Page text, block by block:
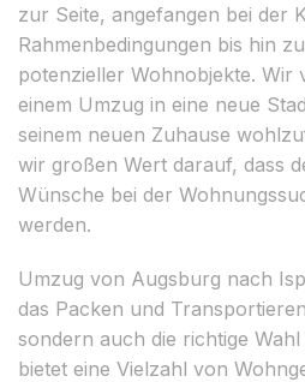
zur Seite, angefangen bei der
Rahmenbedingungen bis hin
potenzieller Wohnobjekte. Wir
einem Umzug in eine neue
seinem neuen Zuhause
wir großen Wert darauf, dass
Wünsche bei der
werden.
Umzug von Augsburg nach
das Packen und
sondern auch die richtige
bietet eine Vielzahl von